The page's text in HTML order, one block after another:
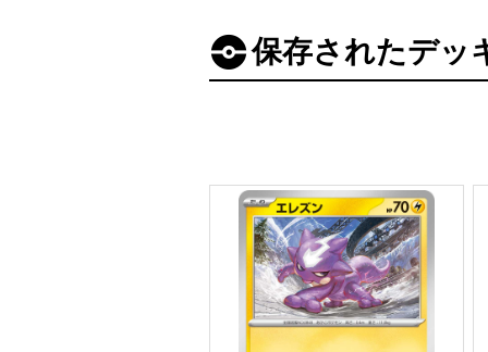
保存されたデッ